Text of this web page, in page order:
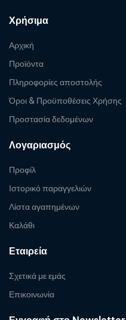
Χρήσιμα
Αρχική
Προϊόντα
Πληροφορίες αποστολής
Όροι & Προϋποθέσεις Χρήσης
Προστασία δεδομένων
Λογαριασμός
Προφίλ
Ιστορικό παραγγελιών
Λίστα αγαπημένων
Καλάθι
Εταιρεία
Σχετικά με εμάς
Επικοινωνία